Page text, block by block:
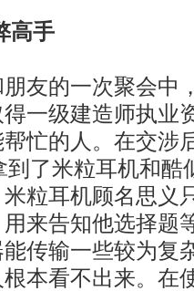
高手
的一次聚会中
一级建造师执业
忙的人。在交涉
了米粒耳机和酷
粒耳机顾名思义
来告知他选择题
传输一些较为复
本看不出来。在